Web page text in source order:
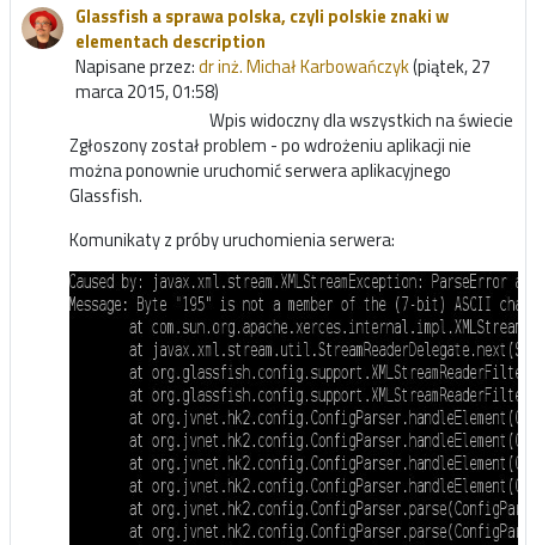
Glassfish a sprawa polska, czyli polskie znaki w
elementach description
Napisane przez:dr inż. Michał Karbowańczyk(piątek, 27
marca 2015, 01:58)
Wpis widoczny dla wszystkich na świecie
Zgłoszony został problem - po wdrożeniu aplikacji nie
można ponownie uruchomić serwera aplikacyjnego
Glassfish.
Komunikaty z próby uruchomienia serwera: